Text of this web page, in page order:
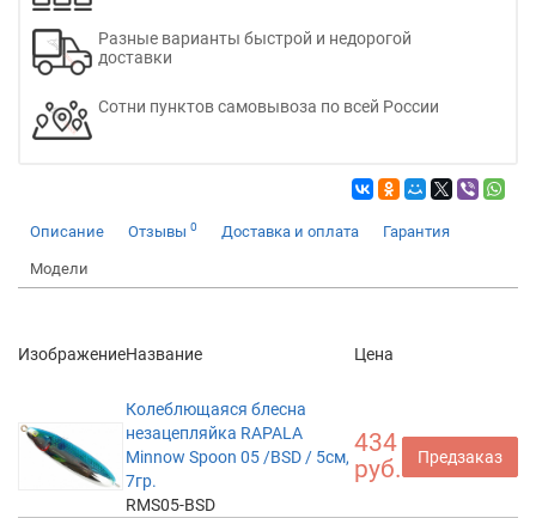
Разные варианты быстрой и недорогой
доставки
Сотни пунктов самовывоза по всей России
Описание Отзывы 0 Доставка и оплата Гарантия
Модели
ИзображениеНазвание Цена
Колеблющаяся блесна
незацепляйка RAPALA
Minnow Spoon 05 /BSD / 5см,
7гр.
RMS05-BSD
434
руб.
Предзаказ